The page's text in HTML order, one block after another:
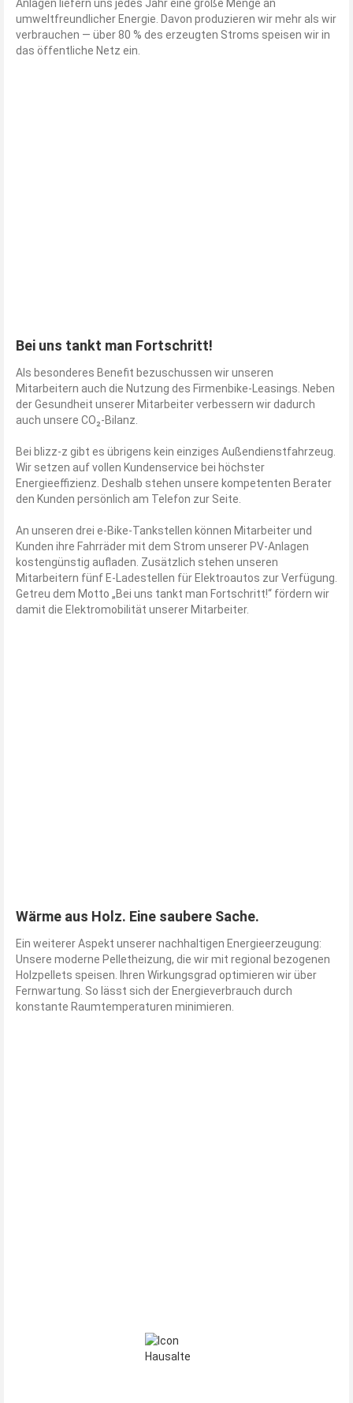
Anlagen liefern uns jedes Jahr eine große Menge an
umweltfreundlicher Energie. Davon produzieren wir mehr als wir
verbrauchen — über 80 % des erzeugten Stroms speisen wir in
das öffentliche Netz ein.
Bei uns tankt man Fortschritt!
Als besonderes Benefit bezuschussen wir unseren
Mitarbeitern auch die Nutzung des Firmenbike-Leasings. Neben
der Gesundheit unserer Mitarbeiter verbessern wir dadurch
auch unsere CO₂-Bilanz.
Bei blizz-z gibt es übrigens kein einziges Außendienstfahrzeug.
Wir setzen auf vollen Kundenservice bei höchster
Energieeffizienz. Deshalb stehen unsere kompetenten Berater
den Kunden persönlich am Telefon zur Seite.
An unseren drei e-Bike-Tankstellen können Mitarbeiter und
Kunden ihre Fahrräder mit dem Strom unserer PV-Anlagen
kostengünstig aufladen. Zusätzlich stehen unseren
Mitarbeitern fünf E-Ladestellen für Elektroautos zur Verfügung.
Getreu dem Motto „Bei uns tankt man Fortschritt!“ fördern wir
damit die Elektromobilität unserer Mitarbeiter.
Wärme aus Holz. Eine saubere Sache.
Ein weiterer Aspekt unserer nachhaltigen Energieerzeugung:
Unsere moderne Pelletheizung, die wir mit regional bezogenen
Holzpellets speisen. Ihren Wirkungsgrad optimieren wir über
Fernwartung. So lässt sich der Energieverbrauch durch
konstante Raumtemperaturen minimieren.